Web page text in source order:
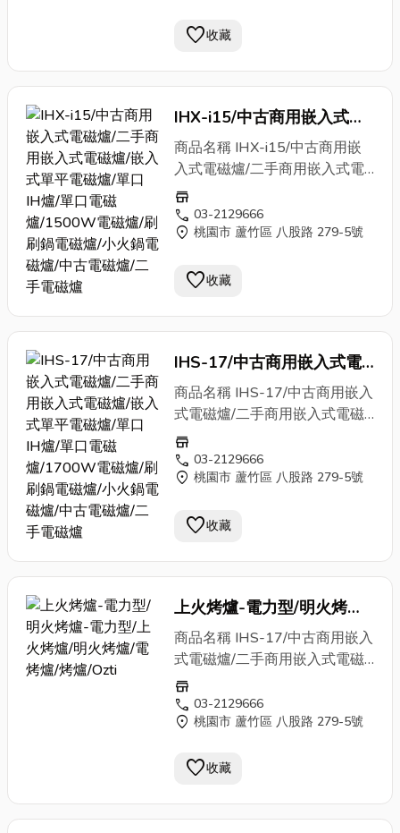
favorite收藏
IHX-i15/中古商用嵌入式電
磁爐/二手商用嵌入式電磁
爐/嵌入式單平電磁爐/單口
IH爐/單口電磁爐/1500W電
磁爐/刷刷鍋電磁爐/小
電磁爐/中古電磁爐/二手電
磁爐
商品名稱 IHX-i15/中古商用嵌
入式電磁爐/二手商用嵌入式電
磁爐/嵌入式單平電磁爐/單口IH
爐/單口電磁爐/1500W電磁爐/
刷刷鍋電磁爐/小火鍋電磁爐/餐
央廚房設備/開店設備/餐飲設備/
加盟店設備/連鎖店設備/開店規
用客群 小火鍋、刷刷鍋、壽喜
燒、臭臭鍋、鍋物、個人鐵板煎
盤、個人小火鍋店、小火鍋吃到
飽、小鍋火烤兩吃、複合式餐
飲、創意料理、茶藝館泡茶水
壺、茶飲店 商品特色 電磁式加
可取代瓦斯爐具。適用平底鍋。
無瓦斯塞管或電熱管易損壞問
於小火力，建議一爐僅供個人
（小火鍋、刷刷鍋、壽喜燒、臭
臭鍋、個人鐵板煎盤、泡茶水
壺）料理使用。 適用鍋具：平
底鍋、無腳（鍋底可平貼爐
面）、鍋底平面直徑不小於
8CM；鑄鐵材質、可導磁的不
鏽鋼材質、鐵鍋、彩色鍋、有註
註明電磁爐適用的特製玻璃鍋
store
call 03-2129666
location_on 桃園市 蘆竹區 八股路 279-5號
favorite收藏
IHS-17/中古商用嵌入式電
磁爐/二手商用嵌入式電磁
爐/嵌入式單平電磁爐/單口
IH爐/單口電磁爐/1700W電
磁爐/刷刷鍋電磁爐/小
電磁爐/中古電磁爐/二手電
磁爐
商品名稱 IHS-17/中古商用嵌入
式電磁爐/二手商用嵌入式電磁
爐/嵌入式單平電磁爐/單口IH爐/
單口電磁爐/1700W電磁爐/刷
刷鍋電磁爐/小火鍋電磁爐/餐廳
廚房設備/開店設備/餐飲設備/飲
盟店設備/連鎖店設備/開店規劃/
客群 小火鍋、刷刷鍋、壽喜
燒、臭臭鍋、鍋物、個人鐵板煎
盤、個人小火鍋店、小火鍋吃到
飽、小鍋火烤兩吃、複合式餐
飲、創意料理、茶藝館泡茶水
壺、茶飲店 商品特色 電磁式加
可取代瓦斯爐具。適用平底鍋。
無瓦斯塞管或電熱管易損壞問
題，減少維修成本。 1700W
對於個人鍋而言，算得上是強大
store
call 03-2129666
location_on 桃園市 蘆竹區 八股路 279-5號
favorite收藏
上火烤爐-電力型/明火烤爐-
電力型/上火烤爐/明火烤爐/
電烤爐/烤爐/Ozti 烤爐/
ÖZTİRYAKİLER/OS 200
商品名稱 IHS-17/中古商用嵌入
式電磁爐/二手商用嵌入式電磁
爐/嵌入式單平電磁爐/單口IH爐/
單口電磁爐/1700W電磁爐/刷
刷鍋電磁爐/小火鍋電磁爐/餐廳
廚房設備/開店設備/餐飲設備/飲
盟店設備/連鎖店設備/開店規劃/
store
call 03-2129666
location_on 桃園市 蘆竹區 八股路 279-5號
favorite收藏